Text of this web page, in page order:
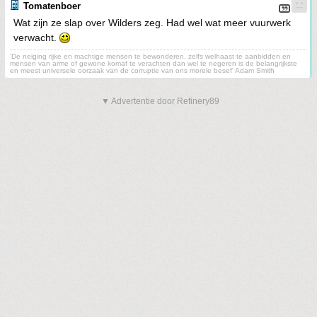
Tomatenboer
Wat zijn ze slap over Wilders zeg. Had wel wat meer vuurwerk
verwacht.
'De neiging rijke en machtige mensen te bewonderen, zelfs welhaast te aanbidden en
mensen van arme of gewone komaf te verachten dan wel te negeren is de belangrijkste
en meest universele oorzaak van de corruptie van ons morele besef' Adam Smith
▼ Advertentie door Refinery89